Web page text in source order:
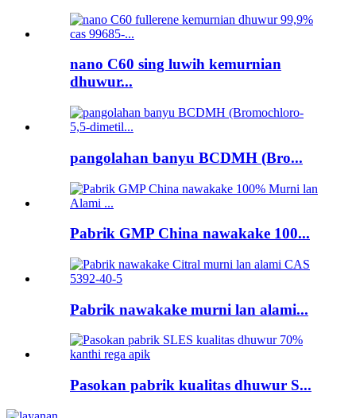
nano C60 sing luwih kemurnian
dhuwur...
pangolahan banyu BCDMH (Bro...
Pabrik GMP China nawakake 100...
Pabrik nawakake murni lan alami...
Pasokan pabrik kualitas dhuwur S...